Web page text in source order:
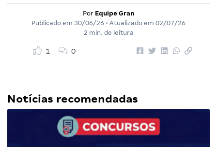
Por Equipe Gran
Publicado em 30/06/26 • Atualizado em 02/07/26
2 min. de leitura
1 0
Notícias recomendadas